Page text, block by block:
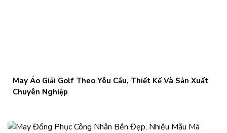
May Áo Giải Golf Theo Yêu Cầu, Thiết Kế Và Sản Xuất
Chuyên Nghiệp